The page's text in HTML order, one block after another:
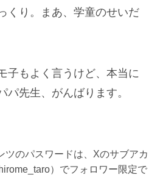
くり。まあ、学童のせいだ
子もよく言うけど、本当に
パ先生、がんばります。
ツのパスワードは、Xのサブアカ
）でフォロワー限定で